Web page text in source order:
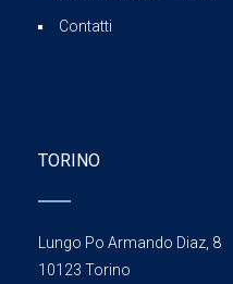
Contatti
TORINO
Lungo Po Armando Diaz, 8
10123 Torino